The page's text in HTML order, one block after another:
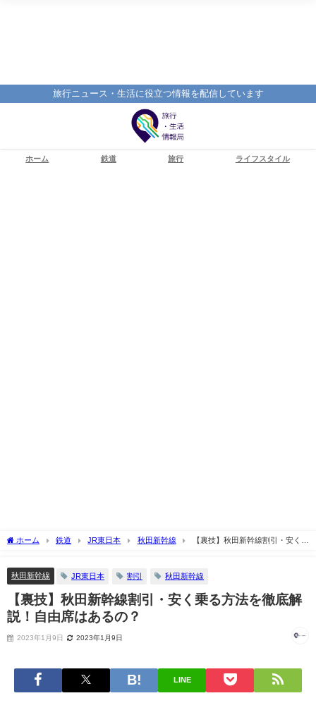
旅行ニュース・生活に役立つ情報を配信しています
ホーム 鉄道 旅行 ライフスタイル
ホーム 鉄道 JR東日本 秋田新幹線
【裏技】秋田新幹線割引・安く乗
秋田新幹線 JR東日本 割引 秋田新幹線
【裏技】秋田新幹線割引・安く乗る方法を徹底解
説！自由席はあるの？
2023年1月9日 2023年1月9日
LINE